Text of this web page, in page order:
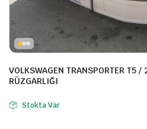
VOLKSWAGEN TRANSPORTER T5
RÜZGARLIĞI
Stokta Var